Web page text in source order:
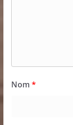
Nom *